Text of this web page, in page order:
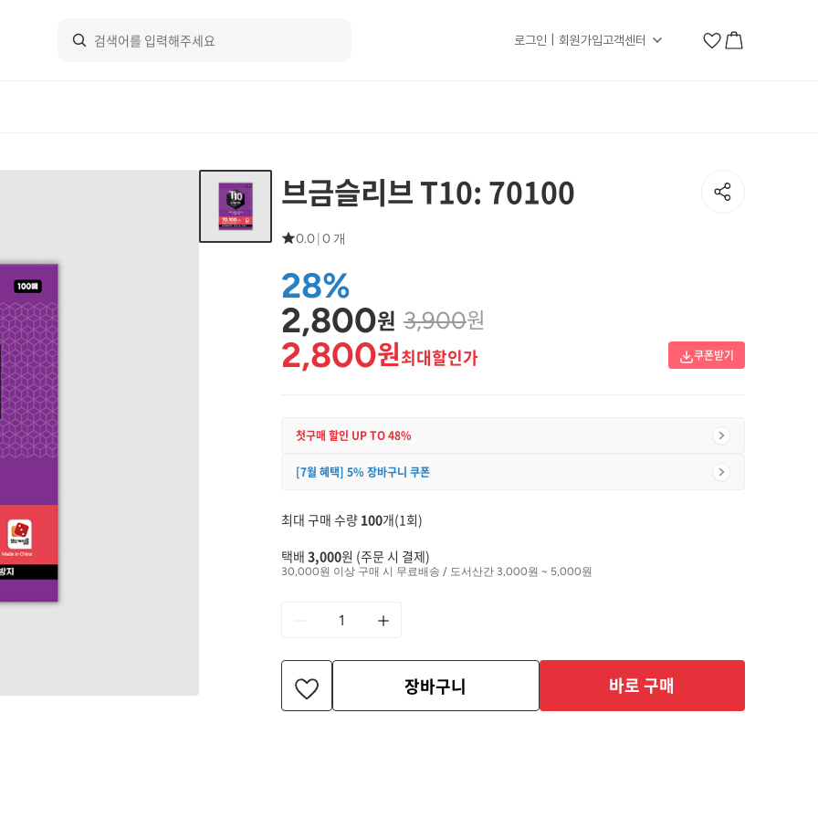
로그인 | 회원가입고객센터
브금슬리브 T10: 70100
0.0 0 개
28%
2,800원 3,900원
2,800원최대할인가 쿠폰받기
첫구매 할인 UP TO 48%
[7월 혜택] 5% 장바구니 쿠폰
최대 구매 수량 100개(1회)
택배 3,000원 (주문 시 결제)
30,000원 이상 구매 시 무료배송 / 도서산간 3,000원 ~ 5,000원
장바구니 바로 구매